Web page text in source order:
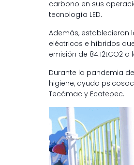
carbono en sus
tecnología LED.
Además, establecieron
eléctricos e híbridos
emisión de 84.12tCO2
Durante la pandemia
higiene, ayuda
Tecámac y Ecatepec.